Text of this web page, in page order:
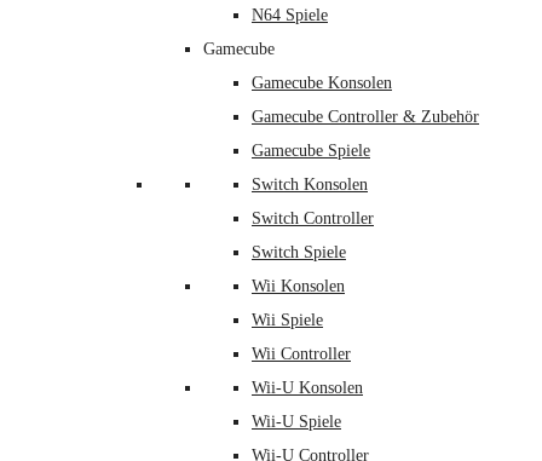
N64 Spiele
Gamecube
Gamecube Konsolen
Gamecube Controller & Zubehör
Gamecube Spiele
Switch Konsolen
Switch Controller
Switch Spiele
Wii Konsolen
Wii Spiele
Wii Controller
Wii-U Konsolen
Wii-U Spiele
Wii-U Controller